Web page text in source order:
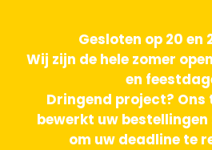
Gesloten op 20 en
Wij zijn de hele zomer
en
Dringend project? Ons
bewerkt uw bestellingen
om uw deadline te